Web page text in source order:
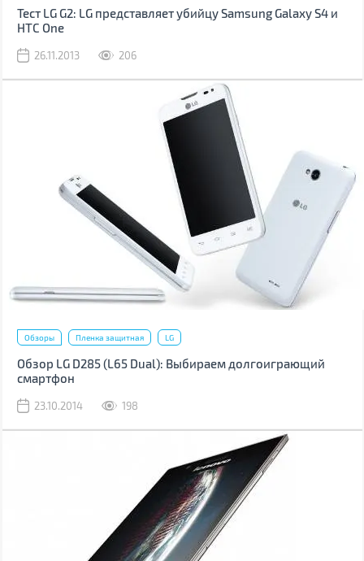
Тест LG G2: LG представляет убийцу Samsung Galaxy S4 и
HTC One
26.11.2013 206
Обзоры Пленка защитная LG
Обзор LG D285 (L65 Dual): Выбираем долгоиграющий
смартфон
23.10.2014 198